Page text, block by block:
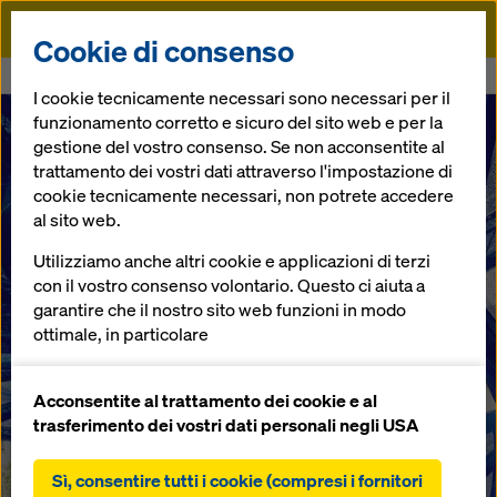
Doka
Doka e Project
KnitNervi: il
futuro in
mostra
22.11.2022 |Italy
Cookie di consenso
I cookie tecnicamente necessari sono necessari per il
funzionamento corretto e sicuro del sito web e per la
gestione del vostro consenso. Se non acconsentite al
trattamento dei vostri dati attraverso l'impostazione di
cookie tecnicamente necessari, non potrete accedere
al sito web.
Utilizziamo anche altri cookie e applicazioni di terzi
con il vostro consenso volontario. Questo ci aiuta a
garantire che il nostro sito web funzioni in modo
ottimale, in particolare
nostro sito web (cookie funzionali e statistici),
facilitare un processo di acquisto senza problemi
statistici),
Acconsentite al trattamento dei cookie e al
trasferimento dei vostri dati personali negli USA
Sì, consentire tutti i cookie (compresi i fornitori